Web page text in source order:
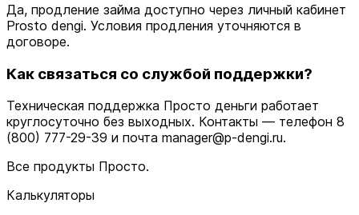
Да, продление займа доступно через личный кабинет
Prosto dengi. Условия продления уточняются в
договоре.
Как связаться со службой поддержки?
Техническая поддержка Просто деньги работает
круглосуточно без выходных. Контакты — телефон 8
(800) 777-29-39 и почта manager@p-dengi.ru.
Все продукты Просто.
Калькуляторы